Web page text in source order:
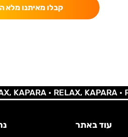
קבלו מאיתנו מלא
•RELAX, KAPARA •
עוד באתר